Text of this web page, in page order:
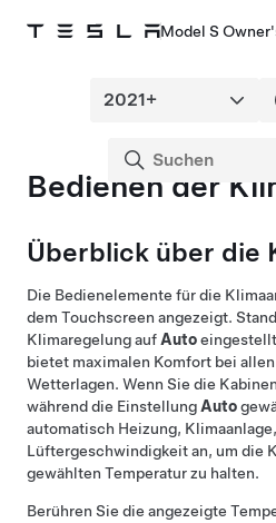
Model S
Bedienen der
Überblick über die
Die Bedienelemente für die
dem Touchscreen angezeigt.
Klimaregelung auf Auto
bietet maximalen Komfort bei
Wetterlagen. Wenn Sie die
während die Einstellung Auto
automatisch Heizung,
Lüftergeschwindigkeit an, um die
gewählten Temperatur zu halten.
Berühren Sie die angezeigte